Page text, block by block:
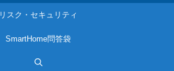
リスク・セキュリティ
SmartHome問答袋